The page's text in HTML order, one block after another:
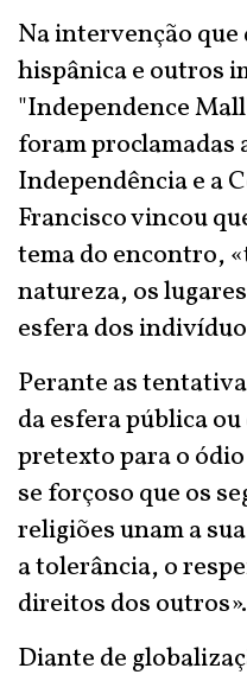
Na intervenção
hispânica e outros
"Independence
foram proclamadas
Independência e a
Francisco vincou
tema do encontro,
natureza, os
esfera dos
Perante as
da esfera pública
pretexto para o
se forçoso que os
religiões unam a
a tolerância, o
direitos dos outros».
Diante de